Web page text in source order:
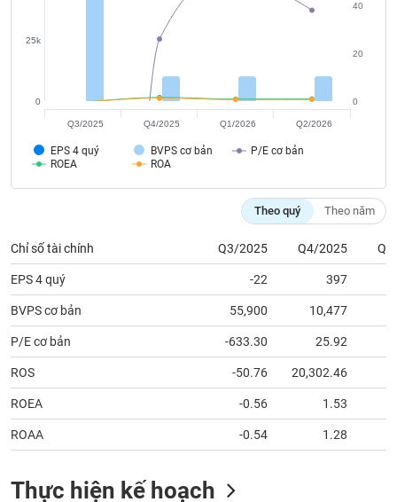
EPS 4 quý BVPS cơ bản
P/E cơ bản
ROEA
ROA
0
25k
0
20
40
Q3/2025 Q4/2025 Q1/2026 Q2/2026
Theo quý Theo năm
Chỉ số tài chính Q3/2025 Q4/2025
EPS 4 quý -22 397
BVPS cơ bản 55,900 10,477
P/E cơ bản -633.30 25.92
ROS -50.76 20,302.46
ROEA -0.56 1.53
ROAA -0.54 1.28
Thực hiện kế hoạch
liệu